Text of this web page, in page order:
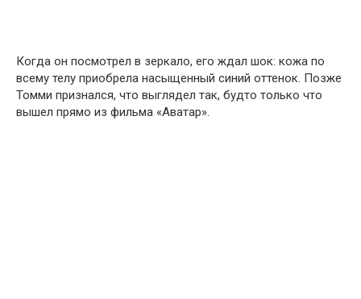
Когда он посмотрел в зеркало, его ждал шок: кожа по
всему телу приобрела насыщенный синий оттенок. Позже
Томми признался, что выглядел так, будто только что
вышел прямо из фильма «Аватар».